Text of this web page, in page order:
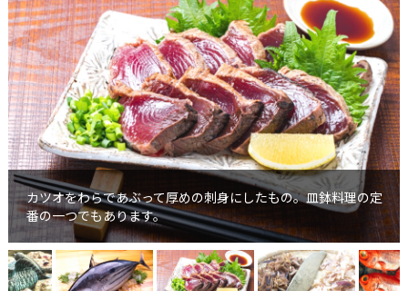
カツオをわらであぶって厚めの刺身にしたもの。皿鉢料理の定
番の一つでもあります。